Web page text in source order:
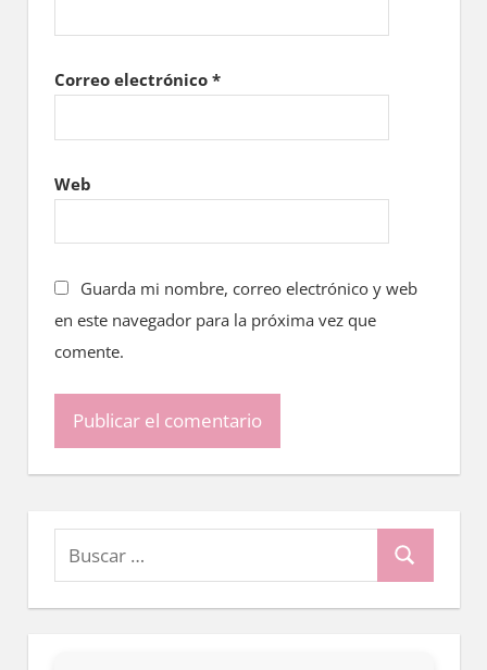
Correo electrónico *
Web
Guarda mi nombre, correo electrónico y web
en este navegador para la próxima vez que
comente.
Buscar